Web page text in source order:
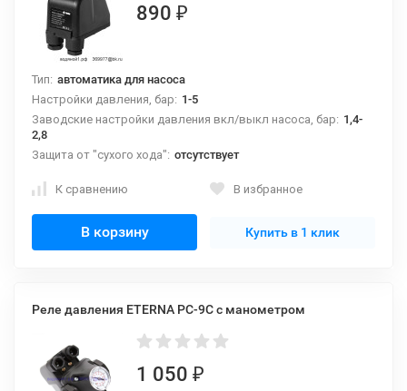
890 ₽
Тип: автоматика для насоса
Настройки давления, бар: 1-5
Заводские настройки давления вкл/выкл насоса, бар: 1,4-
2,8
Защита от "сухого хода": отсутствует
К сравнению В избранное
В корзину Купить в 1 клик
Реле давления ETERNA PC-9C с манометром
1 050 ₽